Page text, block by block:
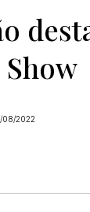
08/2022